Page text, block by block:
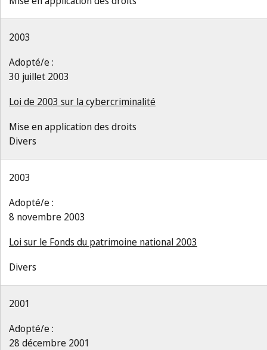
2003
Adopté/e :
30 juillet 2003
Loi de 2003 sur la cybercriminalité
Mise en application des droits
Divers
2003
Adopté/e :
8 novembre 2003
Loi sur le Fonds du patrimoine national 2003
Divers
2001
Adopté/e :
28 décembre 2001